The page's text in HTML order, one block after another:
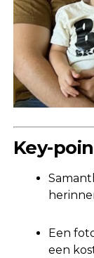
Key-
Een
een